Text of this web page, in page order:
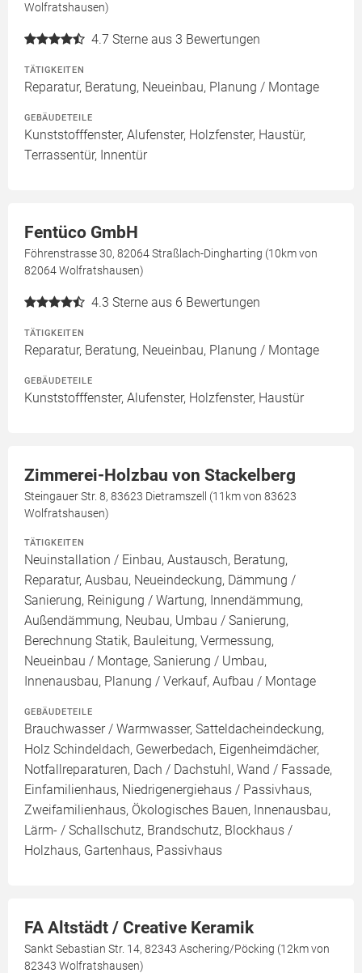
Wolfratshausen)
4.7 Sterne aus 3 Bewertungen
TÄTIGKEITEN
Reparatur, Beratung, Neueinbau, Planung / Montage
GEBÄUDETEILE
Kunststofffenster, Alufenster, Holzfenster, Haustür,
Terrassentür, Innentür
Fentüco GmbH
Föhrenstrasse 30, 82064 Straßlach-Dingharting (10km von
82064 Wolfratshausen)
4.3 Sterne aus 6 Bewertungen
TÄTIGKEITEN
Reparatur, Beratung, Neueinbau, Planung / Montage
GEBÄUDETEILE
Kunststofffenster, Alufenster, Holzfenster, Haustür
Zimmerei-Holzbau von Stackelberg
Steingauer Str. 8, 83623 Dietramszell (11km von 83623
Wolfratshausen)
TÄTIGKEITEN
Neuinstallation / Einbau, Austausch, Beratung,
Reparatur, Ausbau, Neueindeckung, Dämmung /
Sanierung, Reinigung / Wartung, Innendämmung,
Außendämmung, Neubau, Umbau / Sanierung,
Berechnung Statik, Bauleitung, Vermessung,
Neueinbau / Montage, Sanierung / Umbau,
Innenausbau, Planung / Verkauf, Aufbau / Montage
GEBÄUDETEILE
Brauchwasser / Warmwasser, Satteldacheindeckung,
Holz Schindeldach, Gewerbedach, Eigenheimdächer,
Notfallreparaturen, Dach / Dachstuhl, Wand / Fassade,
Einfamilienhaus, Niedrigenergiehaus / Passivhaus,
Zweifamilienhaus, Ökologisches Bauen, Innenausbau,
Lärm- / Schallschutz, Brandschutz, Blockhaus /
Holzhaus, Gartenhaus, Passivhaus
FA Altstädt / Creative Keramik
Sankt Sebastian Str. 14, 82343 Aschering/Pöcking (12km von
82343 Wolfratshausen)